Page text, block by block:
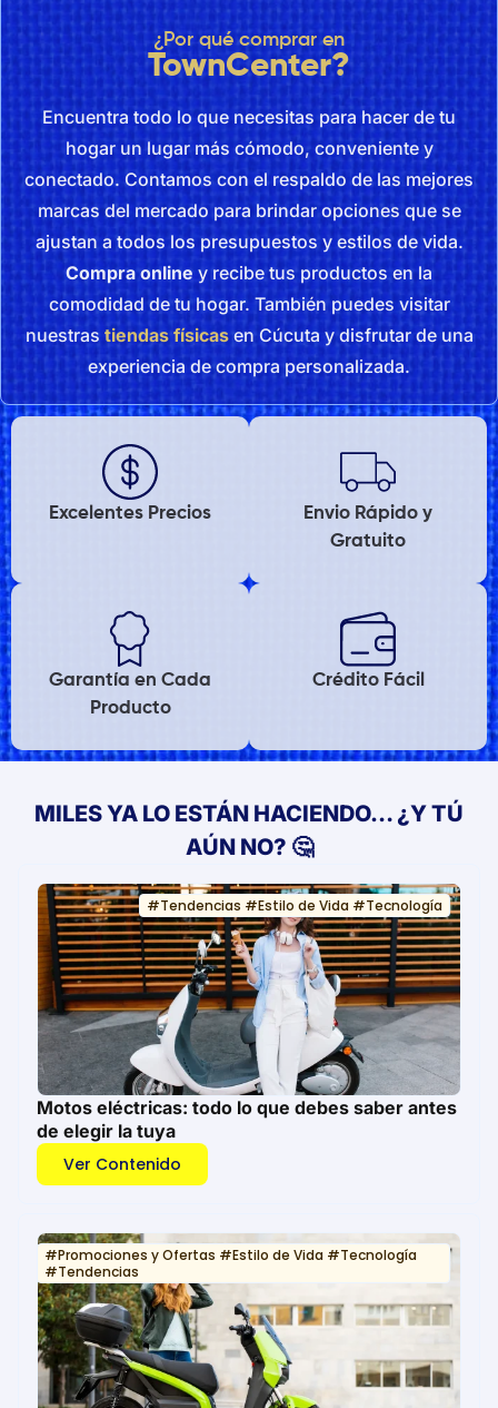
¿Por qué comprar en
TownCenter?
Encuentra todo lo que necesitas para hacer de tu
hogar un lugar más cómodo, conveniente y
conectado. Contamos con el respaldo de las mejores
marcas del mercado para brindar opciones que se
ajustan a todos los presupuestos y estilos de vida.
Compra online y recibe tus productos en la
comodidad de tu hogar. También puedes visitar
nuestras tiendas físicas en Cúcuta y disfrutar de una
experiencia de compra personalizada.
Excelentes Precios
Envio Rápido y
Gratuito
Garantía en Cada
Producto
Crédito Fácil
MILES YA LO ESTÁN HACIENDO… ¿Y TÚ
AÚN NO? 🤔
#Tendencias #Estilo de Vida #Tecnología
Motos eléctricas: todo lo que debes saber antes
de elegir la tuya
Ver Contenido
#Promociones y Ofertas #Estilo de Vida #Tecnología
#Tendencias